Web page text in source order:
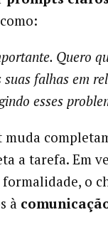
como:
Quero
falhas em
esses
a tarefa. Em
o
à